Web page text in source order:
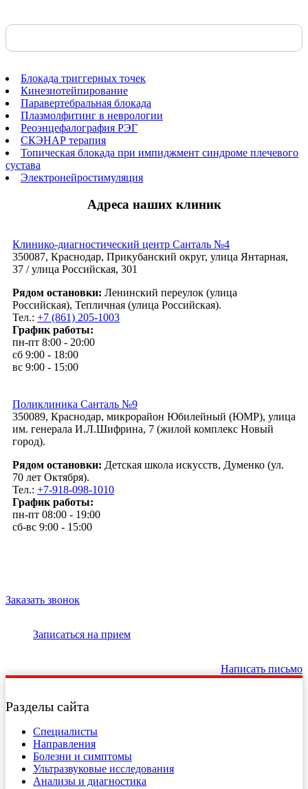
Блокада триггерных точек
Кинезиотейпирование
Паравертебральная блокада
Плазмолфитинг в неврологии
Реоэнцефалография РЭГ
СКЭНАР терапия
Топическая блокада при импиджмент синдроме плечевого
сустава
Электронейростимуляция
Адреса наших клиник
Клинико-диагностический центр Санталь №4
350087, Краснодар, Прикубанский округ, улица Янтарная,
37 / улица Российская, 301
Рядом остановки: Ленинский переулок (улица
Российская), Тепличная (улица Российская).
Тел.: +7 (861) 205-1003
График работы:
пн-пт 8:00 - 20:00
сб 9:00 - 18:00
вс 9:00 - 15:00
Поликлиника Санталь №9
350089, Краснодар, микрорайон Юбилейный (ЮМР), улица
им. генерала И.Л.Шифрина, 7 (жилой комплекс Новый
город).
Рядом остановки: Детская школа искусств, Думенко (ул.
70 лет Октября).
Тел.: +7-918-098-1010
График работы:
пн-пт 08:00 - 19:00
сб-вс 9:00 - 15:00
Заказать звонок
Записаться на прием
Написать письмо
Разделы сайта
Специалисты
Направления
Болезни и симптомы
Ультразвуковые исследования
Анализы и диагностика